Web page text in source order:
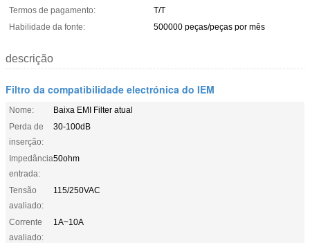
Termos de pagamento:
T/T
Habilidade da fonte:
500000 peças/peças por mês
descrição
Filtro da compatibilidade electrónica do IEM
Nome:
Baixa EMI Filter atual
Perda de
inserção:
30-100dB
Impedância
entrada:
50ohm
Tensão
avaliado:
115/250VAC
Corrente
avaliado:
1A~10A